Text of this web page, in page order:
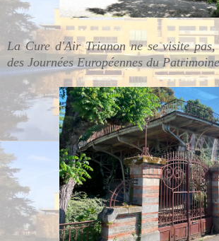
La Cure d'Air Trianon ne se visite
des Journées Européennes du Patrimoine